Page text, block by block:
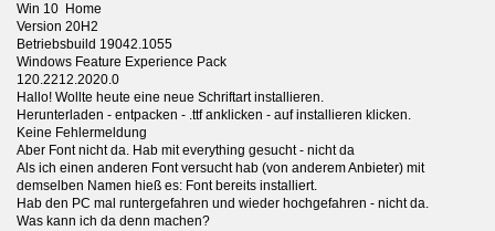
Win 10 Home
Version 20H2
Betriebsbuild 19042.1055
Windows Feature Experience Pack
120.2212.2020.0
Hallo! Wollte heute eine neue Schriftart installieren.
Herunterladen - entpacken - .ttf anklicken - auf installieren klicken.
Keine Fehlermeldung
Aber Font nicht da. Hab mit everything gesucht - nicht da
Als ich einen anderen Font versucht hab (von anderem Anbieter) mit
demselben Namen hieß es: Font bereits installiert.
Hab den PC mal runtergefahren und wieder hochgefahren - nicht da.
Was kann ich da denn machen?